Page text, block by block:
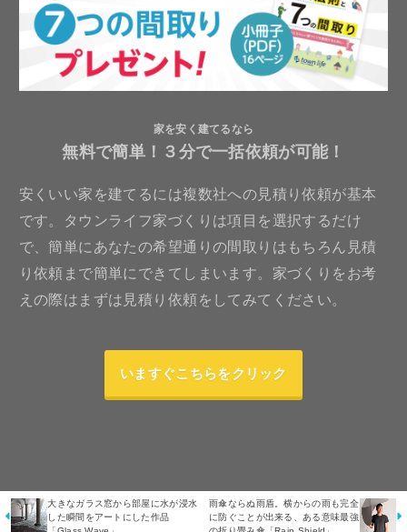
家を安く建てるなら
無料で簡単！３分で一括依頼が可能！
安くいい家を建てるには複数社への見積り依頼が基本
です。タウンライフ家づくりは項目を選択するだけ
で、簡単にあなたの希望通りの間取りはもちろん見積
り依頼まで簡単にできてしまいます。家づくりをお考
えの際はまずは見積り依頼をしてみてください。
いますぐこちらをクリック
大きなガラス窓から部屋に水が浸水
した瞬間をアートにした作品
雨傘ならぬ雨盾。横からの雨も完全
に防ぐことが出来る、ある意味最強